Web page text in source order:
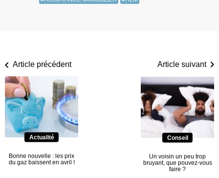
Article précédent
Actualité
Bonne nouvelle : les prix
du gaz baissent en avril !
Article suivant
Conseil
Un voisin un peu trop
bruyant, que pouvez-vous
faire ?